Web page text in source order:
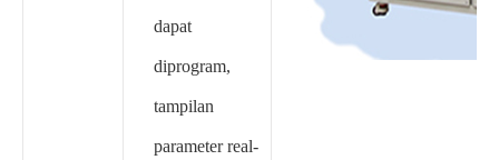
dapat
diprogram,
tampilan
parameter real-